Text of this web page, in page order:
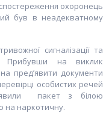
охоронець
був в неадекватному
сигналізації та
Прибувши на виклик
пред’явити документи
особистих речей
пакет з білою
наркотичну.